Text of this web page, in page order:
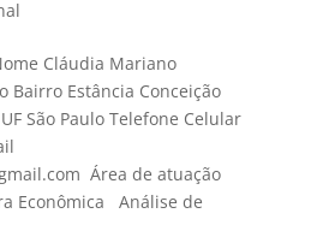
Cláudia Mariano
Bairro Estância Conceição
São Paulo Telefone Celular
Área de atuação
Econômica Análise de